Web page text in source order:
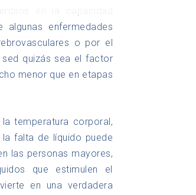
enfermedades
o por el
quizás sea el factor
menor que en etapas
temperatura corporal,
falta de líquido puede
las personas mayores,
que estimulen el
en una verdadera